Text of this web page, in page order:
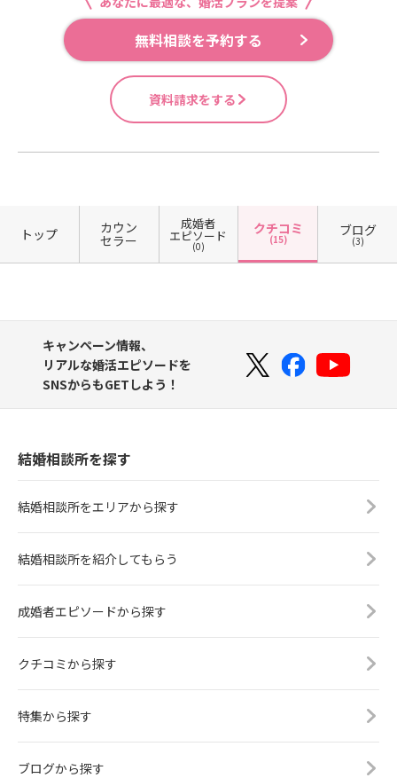
無料相談を予約する
資料請求をする
トップ カウン
セラー
成婚者
エピソード
(0)
クチコミ
(15)
ブログ
(3)
キャンペーン情報、
リアルな婚活エピソードを
SNSからもGETしよう！
結婚相談所を探す
結婚相談所をエリアから探す
結婚相談所を紹介してもらう
成婚者エピソードから探す
クチコミから探す
特集から探す
ブログから探す